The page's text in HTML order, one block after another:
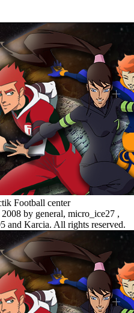
Football center
by general, micro_ice27 ,
and Karcia. All rights reserved.